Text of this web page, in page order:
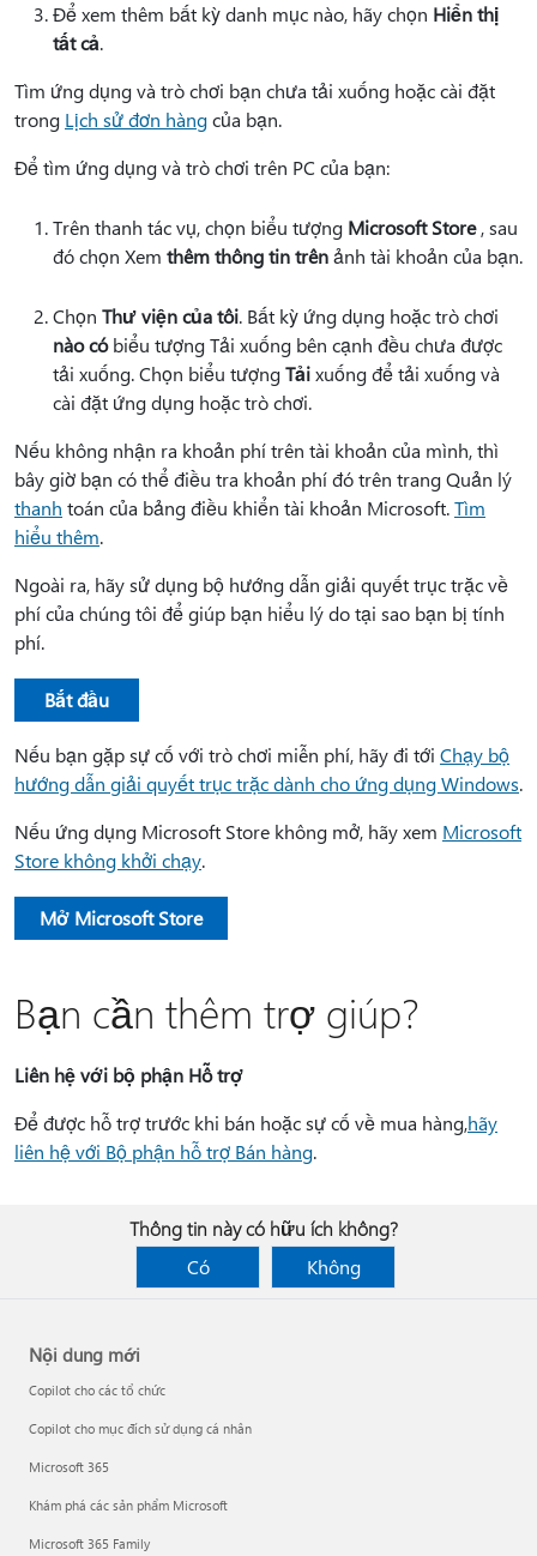
Để xem thêm bất kỳ danh mục nào, hãy chọn Hiển thị
tất cả.
Tìm ứng dụng và trò chơi bạn chưa tải xuống hoặc cài đặt
trong Lịch sử đơn hàngcủa bạn.
Để tìm ứng dụng và trò chơi trên PC của bạn:
Trên thanh tác vụ, chọn biểu tượng Microsoft Store, sau
đó chọn Xem thêm thông tin trênảnh tài khoản của bạn.
Chọn Thư viện của tôi. Bất kỳ ứng dụng hoặc trò chơi
nào cóbiểu tượng Tải xuống bên cạnh đều chưa được
tải xuống. Chọn biểu tượngTảixuống để tải xuống và
cài đặt ứng dụng hoặc trò chơi.
Nếu không nhận ra khoản phí trên tài khoản của mình, thì
bây giờ bạn có thể điều tra khoản phí đó trên trang Quản lý
thanh toán của bảng điều khiển tài khoản Microsoft.Tìm
hiểu thêm.
Ngoài ra, hãy sử dụng bộ hướng dẫn giải quyết trục trặc về
phí của chúng tôi để giúp bạn hiểu lý do tại sao bạn bị tính
phí.
Bắt đầu
Nếu bạn gặp sự cố với trò chơi miễn phí, hãy đi tới Chạy bộ
hướng dẫn giải quyết trục trặc dành cho ứng dụng Windows.
Nếu ứng dụng Microsoft Store không mở, hãy xem Microsoft
Store không khởi chạy.
Mở Microsoft Store
Bạn cần thêm trợ giúp?
Liên hệ với bộ phận Hỗ trợ
Để được hỗ trợ trước khi bán hoặc sự cố về mua hàng,hãy
liên hệ với Bộ phận hỗ trợ Bán hàng.
Thông tin này có hữu ích không?
Có
Không
Nội dung mới
Copilot cho các tổ chức
Copilot cho mục đích sử dụng cá nhân
Microsoft 365
Khám phá các sản phẩm Microsoft
Microsoft 365 Family